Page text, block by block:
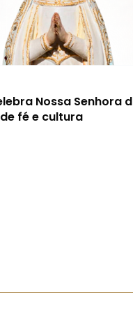
Nossa Senhora
fé e cultura